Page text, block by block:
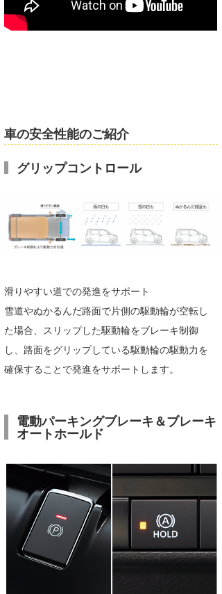
車の安全性能のご紹介
グリップコントロール
滑りやすい道での発進をサポート
雪道やぬかるんだ路面で片側の駆動輪が空転し
た場合、スリップした駆動輪をブレーキ制御
し、路面をグリップしている駆動輪の駆動力を
確保することで発進をサポートします。
電動パーキングブレーキ＆ブレーキ
オートホールド